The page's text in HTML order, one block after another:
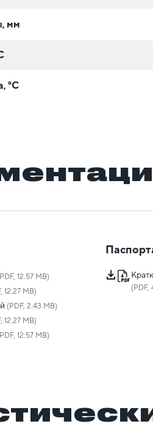
мм
°C
12.57 MB)
12.27 MB)
(PDF, 2.43 MB)
12.27 MB)
12.57 MB)
(PDF,